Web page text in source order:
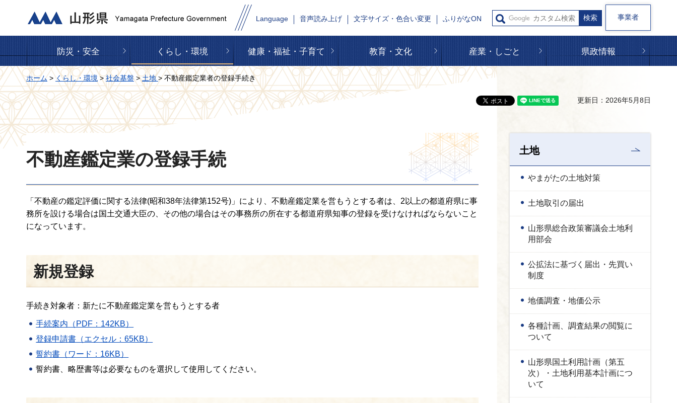
山形県 Language 音声読み上げ 文字サイズ・色合い変更 ふりがなON 事業者
防災・安全 くらし・環境 健康・福祉・子育て 教育・文化 産業・しごと 県政情報
ホーム>くらし・環境 >社会基盤>土地> 不動産鑑定業者の登録手続き
更新日：2026年5月8日
不動産鑑定業の登録手続
「不動産の鑑定評価に関する法律(昭和38年法律第152号)」により、不動産鑑定業を営もうとする者は、2以上の都道府県に事
務所を設ける場合は国土交通大臣の、その他の場合はその事務所の所在する都道府県知事の登録を受けなければならないこと
になっています。
新規登録
手続き対象者：新たに不動産鑑定業を営もうとする者
手続案内（PDF：142KB）
登録申請書（エクセル：65KB）
誓約書（ワード：16KB）
誓約書、略歴書等は必要なものを選択して使用してください。
土地
やまがたの土地対策
土地取引の届出
山形県総合政策審議会土地利
用部会
公拡法に基づく届出・先買い
制度
地価調査・地価公示
各種計画、調査結果の閲覧に
ついて
山形県国土利用計画（第五
次）・土地利用基本計画につ
いて